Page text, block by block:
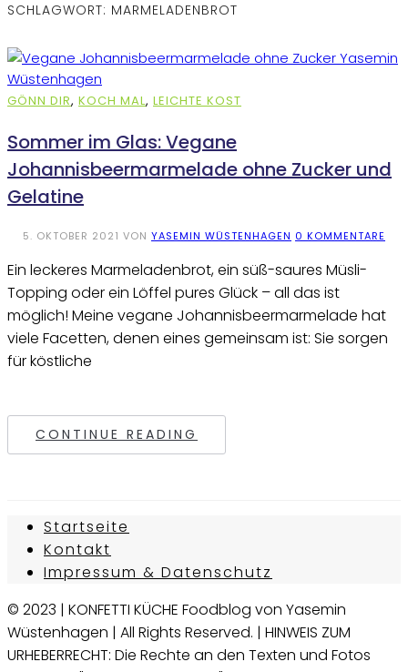
SCHLAGWORT: MARMELADENBROT
GÖNN DIR, KOCH MAL, LEICHTE KOST
Sommer im Glas: Vegane
Johannisbeermarmelade ohne Zucker und
Gelatine
5. OKTOBER 2021 VON YASEMIN WÜSTENHAGEN 0 KOMMENTARE
Ein leckeres Marmeladenbrot, ein süß-saures Müsli-
Topping oder ein Löffel pures Glück – all das ist
möglich! Meine vegane Johannisbeermarmelade hat
viele Facetten, denen eines gemeinsam ist: Sie sorgen
für köstliche
CONTINUE READING
Startseite
Kontakt
Impressum & Datenschutz
© 2023 | KONFETTI KÜCHE Foodblog von Yasemin
Wüstenhagen | All Rights Reserved. | HINWEIS ZUM
URHEBERRECHT: Die Rechte an den Texten und Fotos